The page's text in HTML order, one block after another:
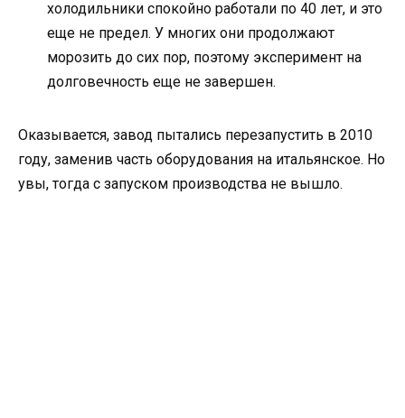
холодильники спокойно работали по 40 лет, и это
еще не предел. У многих они продолжают
морозить до сих пор, поэтому эксперимент на
долговечность еще не завершен.
Оказывается, завод пытались перезапустить в 2010
году, заменив часть оборудования на итальянское. Но
увы, тогда с запуском производства не вышло.